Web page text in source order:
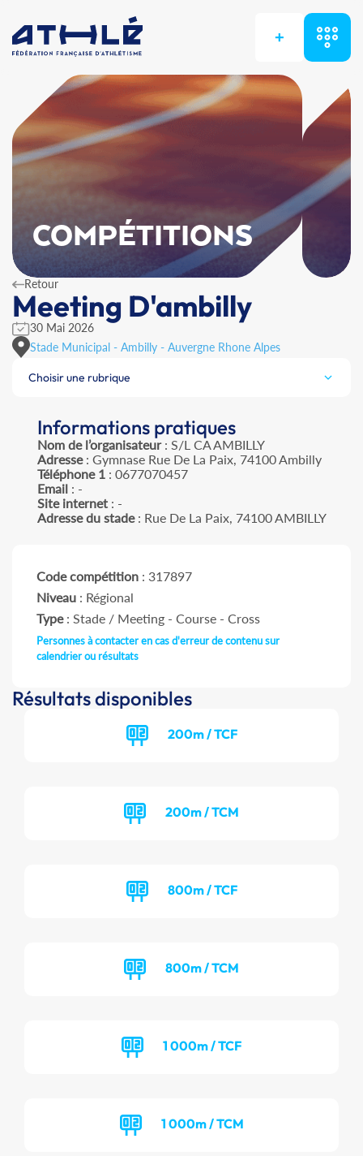
+
COMPÉTITIONS
Retour
Meeting D'ambilly
30 Mai 2026
Stade Municipal - Ambilly - Auvergne Rhone Alpes
Choisir une rubrique
Informations pratiques
Nom de l’organisateur: S/L CA AMBILLY
Adresse: Gymnase Rue De La Paix, 74100 Ambilly
Téléphone 1: 0677070457
Email: -
Site internet: -
Adresse du stade: Rue De La Paix, 74100 AMBILLY
Code compétition : 317897
Niveau : Régional
Type: Stade / Meeting - Course - Cross
Personnes à contacter en cas d'erreur de contenu sur
calendrier ou résultats
Résultats disponibles
200m / TCF
200m / TCM
800m / TCF
800m / TCM
1 000m / TCF
1 000m / TCM